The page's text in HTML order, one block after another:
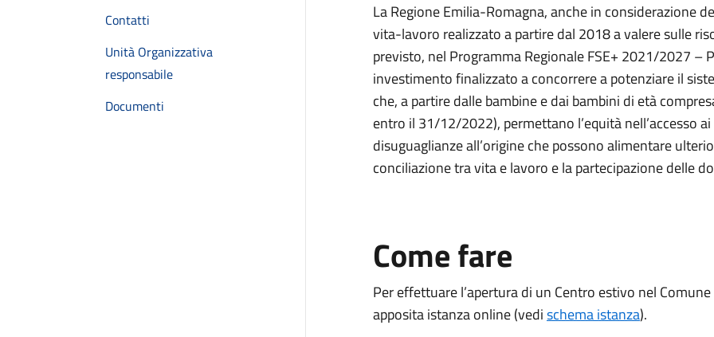
Contatti
Unità Organizzativa
responsabile
Documenti
La Regione Emilia-Romagna, anche in considerazione
vita-lavoro realizzato a partire dal 2018 a valere sulle
previsto, nel Programma Regionale FSE+ 2021/2027 –
investimento finalizzato a concorrere a potenziare il
che, a partire dalle bambine e dai bambini di età
entro il 31/12/2022), permettano l’equità nell’accesso
disuguaglianze all’origine che possono alimentare
conciliazione tra vita e lavoro e la partecipazione delle
Come fare
Per effettuare l’apertura di un Centro estivo nel
apposita istanza online (vedischema istanza).